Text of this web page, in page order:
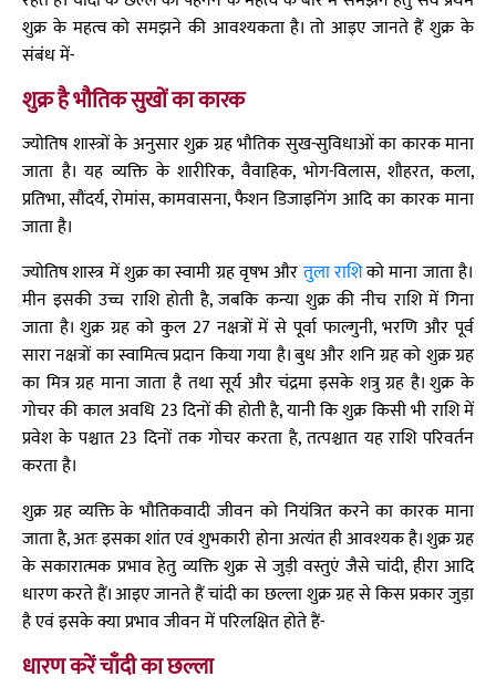
शुक्र के महत्व को समझने की आवश्यकता है। तो आइए जानते हैं शुक्र के
संबंध में-
शुक्र है भौतिक सुखों का कारक
ज्योतिष शास्त्रों के अनुसार शुक्र ग्रह भौतिक सुख-सुविधाओं का कारक माना
जाता है। यह व्यक्ति के शारीरिक, वैवाहिक, भोग-विलास, शौहरत, कला,
प्रतिभा, सौंदर्य, रोमांस, कामवासना, फैशन डिजाइनिंग आदि का कारक माना
जाता है।
ज्योतिष शास्त्र में शुक्र का स्वामी ग्रह वृषभ औरतुला राशिको माना जाता है।
मीन इसकी उच्च राशि होती है, जबकि कन्या शुक्र की नीच राशि में गिना
जाता है। शुक्र ग्रह को कुल 27 नक्षत्रों में से पूर्वा फाल्गुनी, भरणि और पूर्व
सारा नक्षत्रों का स्वामित्व प्रदान किया गया है। बुध और शनि ग्रह को शुक्र ग्रह
का मित्र ग्रह माना जाता है तथा सूर्य और चंद्रमा इसके शत्रु ग्रह है। शुक्र के
गोचर की काल अवधि 23 दिनों की होती है, यानी कि शुक्र किसी भी राशि में
प्रवेश के पश्चात 23 दिनों तक गोचर करता है, तत्पश्चात यह राशि परिवर्तन
करता है।
शुक्र ग्रह व्यक्ति के भौतिकवादी जीवन को नियंत्रित करने का कारक माना
जाता है, अतः इसका शांत एवं शुभकारी होना अत्यंत ही आवश्यक है। शुक्र ग्रह
के सकारात्मक प्रभाव हेतु व्यक्ति शुक्र से जुड़ी वस्तुएं जैसे चांदी, हीरा आदि
धारण करते हैं। आइए जानते हैं चांदी का छल्ला शुक्र ग्रह से किस प्रकार जुड़ा
है एवं इसके क्या प्रभाव जीवन में परिलक्षित होते हैं-
धारण करें चाँदी का छल्ला